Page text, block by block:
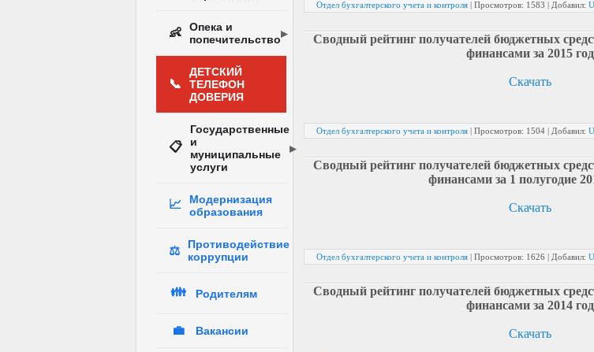
👶
Опека и
попечительство
📞
ДЕТСКИЙ
ТЕЛЕФОН
ДОВЕРИЯ
📋
Государственные
и
муниципальные
услуги
📈
Модернизация
образования
⚖️
Противодействие
коррупции
👪 Родителям
💼 Вакансии
Отдел бухгалтерского учета и контроля | Просмотров: 1583 | Добавил:
Сводный рейтинг получателей бюджетных
финансами за 2015 год
Скачать
Отдел бухгалтерского учета и контроля | Просмотров: 1504 | Добавил:
Сводный рейтинг получателей бюджетных
финансами за 1 полугодие
Скачать
Отдел бухгалтерского учета и контроля | Просмотров: 1626 | Добавил:
Сводный рейтинг получателей бюджетных
финансами за 2014 год
Скачать